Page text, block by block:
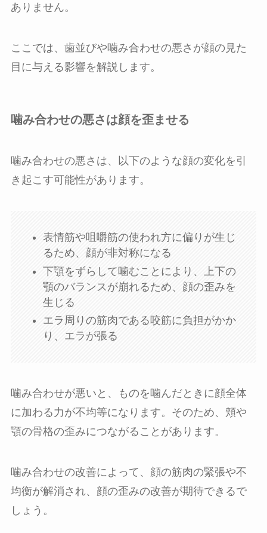
ありません。
ここでは、歯並びや噛み合わせの悪さが顔の見た
目に与える影響を解説します。
噛み合わせの悪さは顔を歪ませる
噛み合わせの悪さは、以下のような顔の変化を引
き起こす可能性があります。
表情筋や咀嚼筋の使われ方に偏りが生じ
るため、顔が非対称になる
下顎をずらして噛むことにより、上下の
顎のバランスが崩れるため、顔の歪みを
生じる
エラ周りの筋肉である咬筋に負担がかか
り、エラが張る
噛み合わせが悪いと、ものを噛んだときに顔全体
に加わる力が不均等になります。そのため、頬や
顎の骨格の歪みにつながることがあります。
噛み合わせの改善によって、顔の筋肉の緊張や不
均衡が解消され、顔の歪みの改善が期待できるで
しょう。